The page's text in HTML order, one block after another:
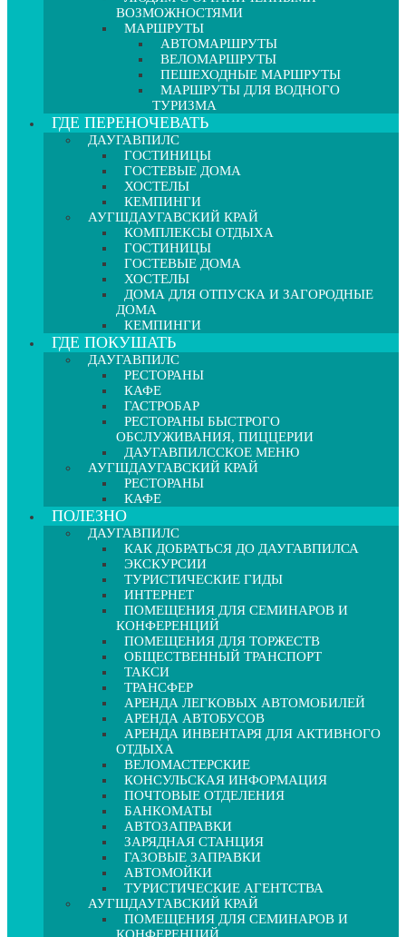
ВОЗМОЖНОСТЯМИ
МАРШРУТЫ
АВТОМАРШРУТЫ
ВЕЛОМАРШРУТЫ
ПЕШЕХОДНЫЕ МАРШРУТЫ
МАРШРУТЫ ДЛЯ ВОДНОГО
ТУРИЗМА
ГДЕ ПЕРЕНОЧЕВАТЬ
ДАУГАВПИЛС
ГОСТИНИЦЫ
ГОСТЕВЫЕ ДОМА
ХОСТЕЛЫ
КЕМПИНГИ
АУГШДАУГАВСКИЙ КРАЙ
КОМПЛЕКСЫ ОТДЫХА
ГОСТИНИЦЫ
ГОСТЕВЫЕ ДОМА
ХОСТЕЛЫ
ДОМА ДЛЯ ОТПУСКА И ЗАГОРОДНЫЕ
ДОМА
КЕМПИНГИ
ГДЕ ПОКУШАТЬ
ДАУГАВПИЛС
РЕСТОРАНЫ
КАФЕ
ГАСТРОБАР
РЕСТОРАНЫ БЫСТРОГО
ОБСЛУЖИВАНИЯ, ПИЦЦЕРИИ
ДАУГАВПИЛССКОЕ МЕНЮ
АУГШДАУГАВСКИЙ КРАЙ
РЕСТОРАНЫ
КАФЕ
ПОЛЕЗНО
ДАУГАВПИЛС
КАК ДОБРАТЬСЯ ДО ДАУГАВПИЛСА
ЭКСКУРСИИ
ТУРИСТИЧЕСКИЕ ГИДЫ
ИНТЕРНЕТ
ПОМЕЩЕНИЯ ДЛЯ СЕМИНАРОВ И
КОНФЕРЕНЦИЙ
ПОМЕЩЕНИЯ ДЛЯ ТОРЖЕСТВ
ОБЩЕСТВЕННЫЙ ТРАНСПОРТ
ТАКСИ
ТРАНСФЕР
АРЕНДА ЛЕГКОВЫХ АВТОМОБИЛЕЙ
АРЕНДА АВТОБУСОВ
АРЕНДА ИНВЕНТАРЯ ДЛЯ АКТИВНОГО
ОТДЫХА
ВЕЛОМАСТЕРСКИЕ
КОНСУЛЬСКАЯ ИНФОРМАЦИЯ
ПОЧТОВЫЕ ОТДЕЛЕНИЯ
БАНКОМАТЫ
АВТОЗАПРАВКИ
ЗАРЯДНАЯ СТАНЦИЯ
ГАЗОВЫЕ ЗАПРАВКИ
АВТОМОЙКИ
ТУРИСТИЧЕСКИЕ АГЕНТСТВА
АУГШДАУГАВСКИЙ КРАЙ
ПОМЕЩЕНИЯ ДЛЯ СЕМИНАРОВ И